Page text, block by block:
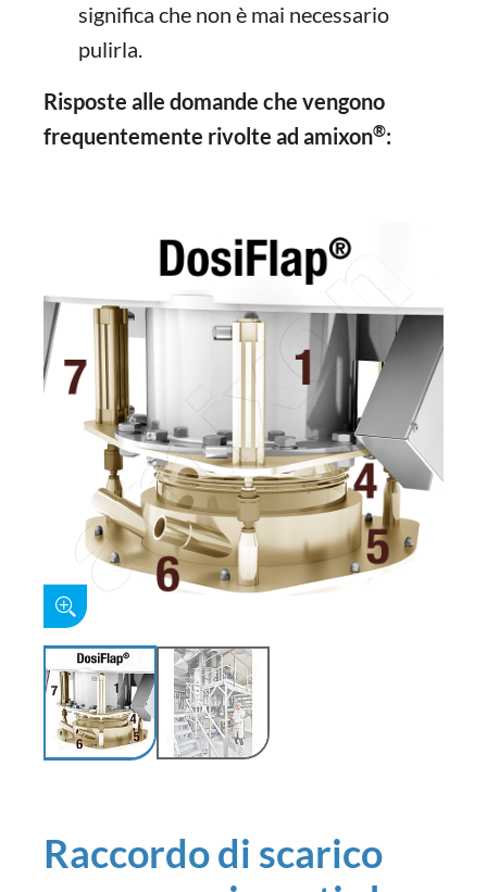
significa che non è mai necessario
pulirla.
Risposte alle domande che vengono
frequentemente rivolte ad amixon®:
Raccordo di scarico